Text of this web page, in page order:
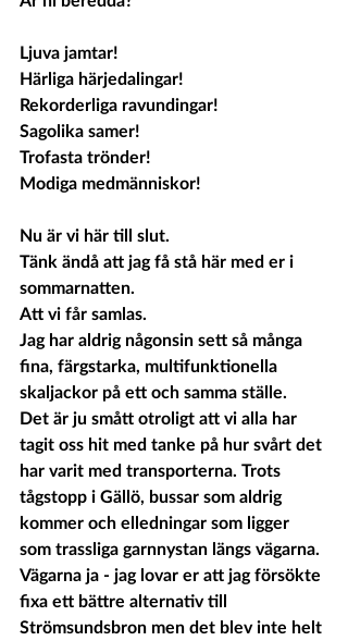
Ljuva jamtar!
Härliga härjedalingar!
Rekorderliga ravundingar!
Sagolika samer!
Trofasta trönder!
Modiga medmänniskor!
Nu är vi här till slut.
Tänk ändå att jag få stå här med er i
sommarnatten.
Att vi får samlas.
Jag har aldrig någonsin sett så många
fina, färgstarka, multifunktionella
skaljackor på ett och samma ställe.
Det är ju smått otroligt att vi alla har
tagit oss hit med tanke på hur svårt det
har varit med transporterna. Trots
tågstopp i Gällö, bussar som aldrig
kommer och elledningar som ligger
som trassliga garnnystan längs vägarna.
Vägarna ja - jag lovar er att jag försökte
fixa ett bättre alternativ till
Strömsundsbron men det blev inte helt